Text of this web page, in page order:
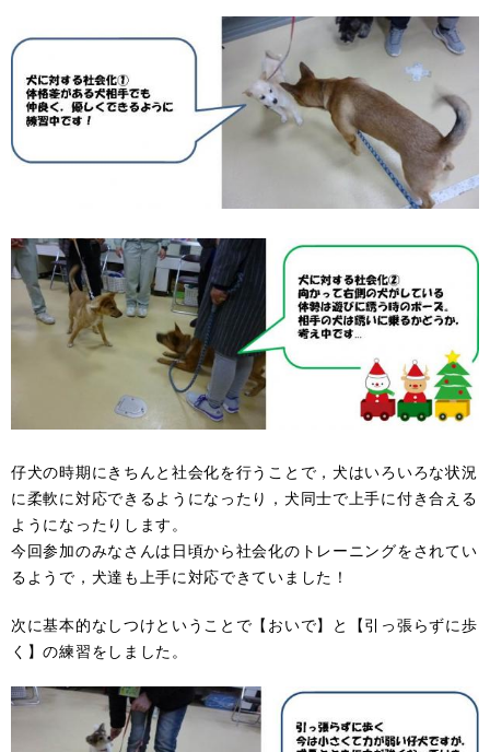
仔犬の時期にきちんと社会化を行うことで，犬はいろいろな状況
に柔軟に対応できるようになったり，犬同士で上手に付き合える
ようになったりします。
今回参加のみなさんは日頃から社会化のトレーニングをされてい
るようで，犬達も上手に対応できていました！
次に基本的なしつけということで【おいで】と【引っ張らずに歩
く】の練習をしました。